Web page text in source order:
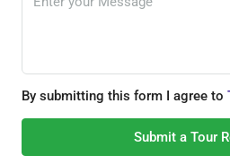
By submitting this form I agree to
Submit a Tour